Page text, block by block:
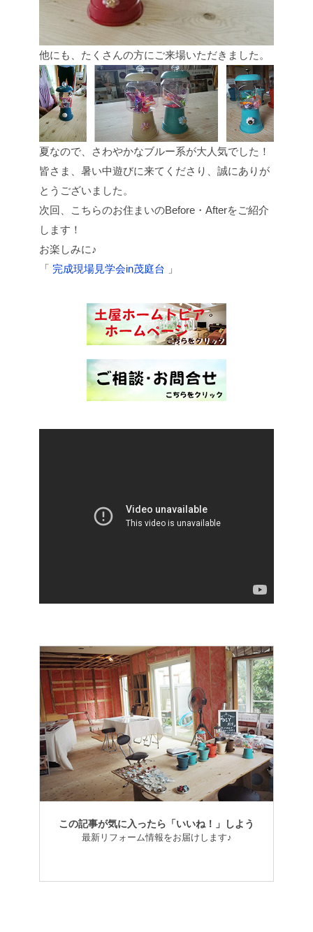
他にも、たくさんの方にご来場いただきました。
夏なので、さわやかなブルー系が大人気でした！
皆さま、暑い中遊びに来てくださり、誠にありが
とうございました。
次回、こちらのお住まいのBefore・Afterをご紹介
します！
お楽しみに♪
「 完成現場見学会in茂庭台 」
この記事が気に入ったら「いいね！」しよう
最新リフォーム情報をお届けします♪